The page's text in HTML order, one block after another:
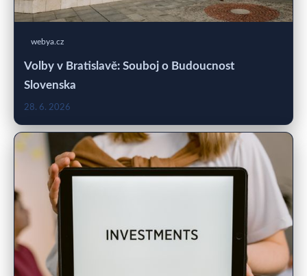
webya.cz
Volby v Bratislavě: Souboj o Budoucnost
Slovenska
28. 6. 2026